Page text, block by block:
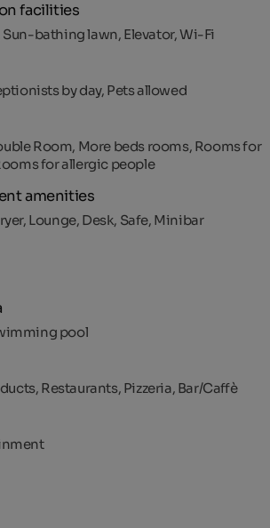
facilities
Sun-bathing lawn, Elevator, Wi-Fi
by day, Pets allowed
Room, More beds rooms, Rooms for
for allergic people
amenities
Lounge, Desk, Safe, Minibar
pool
Restaurants, Pizzeria, Bar/Caffè